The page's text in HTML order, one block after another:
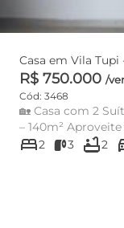
R$ 750.000 /
Cód: 3468
🏡 Casa com 2
– 140m² Aproveite esta excelente oportunidade de morar
com co...
bed2 3 bathtub2